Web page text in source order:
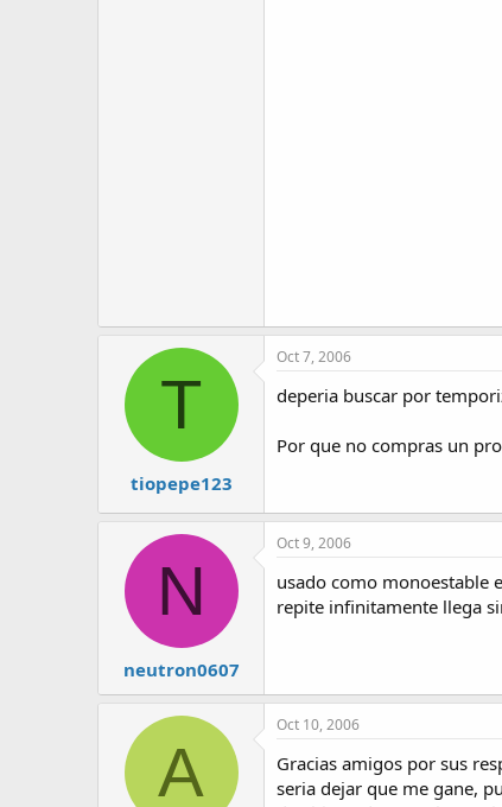
T
tiopepe123
Oct 7, 2006
deperia buscar por
Por que no compras un
N
neutron0607
Oct 9, 2006
usado como monoestable
repite infinitamente llega
A
Oct 10, 2006
Gracias amigos por sus
seria dejar que me gane,